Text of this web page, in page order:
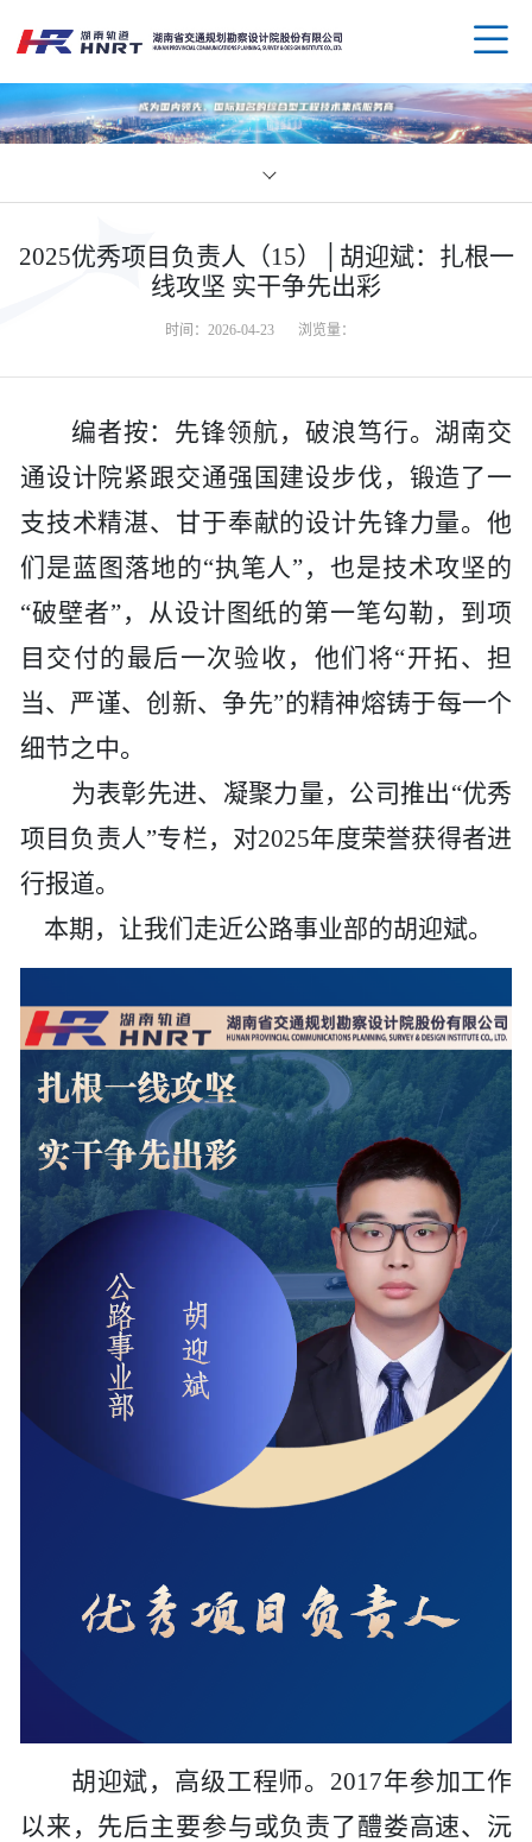
企业
领导
荣誉
企业
业务
水运
轨道
试验
工程
数字
水利
国际
党群
时政
创新
特色
人才
客户
2025优秀项目负责人（15）│胡迎斌：扎根一
线攻坚 实干争先出彩
时间：2026-04-23 浏览量：
编者按：先锋领航，破浪笃行。湖南交
通设计院紧跟交通强国建设步伐，锻造了一
支技术精湛、甘于奉献的设计先锋力量。他
们是蓝图落地的“执笔人”，也是技术攻坚的
“破壁者”，从设计图纸的第一笔勾勒，到项
目交付的最后一次验收，他们将“开拓、担
当、严谨、创新、争先”的精神熔铸于每一个
细节之中。
为表彰先进、凝聚力量，公司推出“优秀
项目负责人”专栏，对2025年度荣誉获得者进
行报道。
本期，让我们走近公路事业部的胡迎斌。
胡迎斌，高级工程师。 2017年参加工作
以来，先后主要参与或负责了醴娄高速、沅